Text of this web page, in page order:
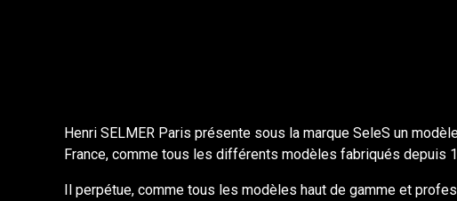
Henri SELMER Paris présente sous la marque SeleS un
France, comme tous les différents modèles fabriqués depuis
Il perpétue, comme tous les modèles haut de gamme et